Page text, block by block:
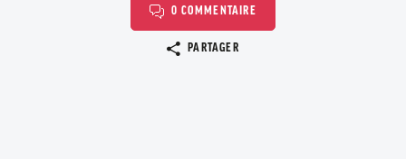
0 COMMENTAIRE
PARTAGER